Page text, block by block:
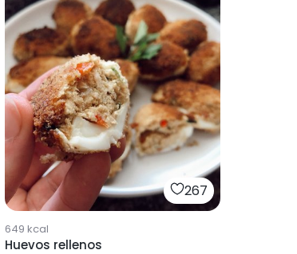
267
649 kcal
Huevos rellenos